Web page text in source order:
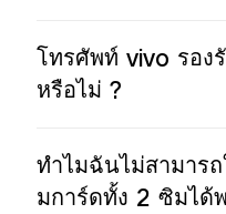
โทรศัพท์ vivo รอง
หรือไม่ ?
ทำไมฉันไม่สามาร
มการ์ดทั้ง 2 ซิมได้